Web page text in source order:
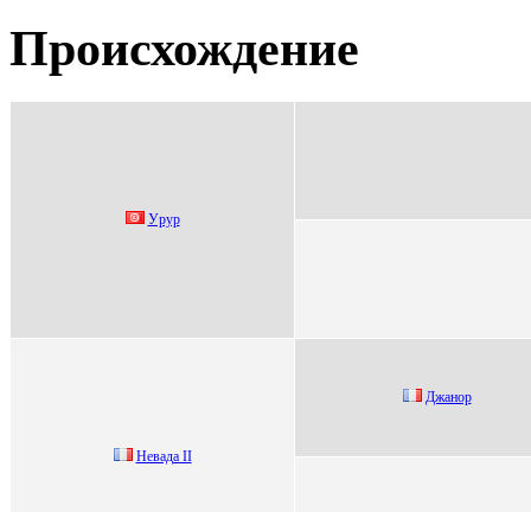
Происхождение
Уpуp
Heвaдa II
Джанор